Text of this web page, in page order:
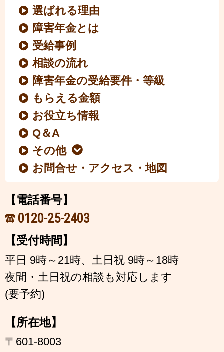
選ばれる理由
障害年金とは
受給事例
相談の流れ
障害年金の受給要件・等級
もらえる金額
お役立ち情報
Q＆A
その他
お問合せ・アクセス・地図
【電話番号】
0120-25-2403
【受付時間】
平日 9時～21時、土日祝 9時～18時
夜間・土日祝の相談も対応します
(要予約)
【所在地】
〒601-8003